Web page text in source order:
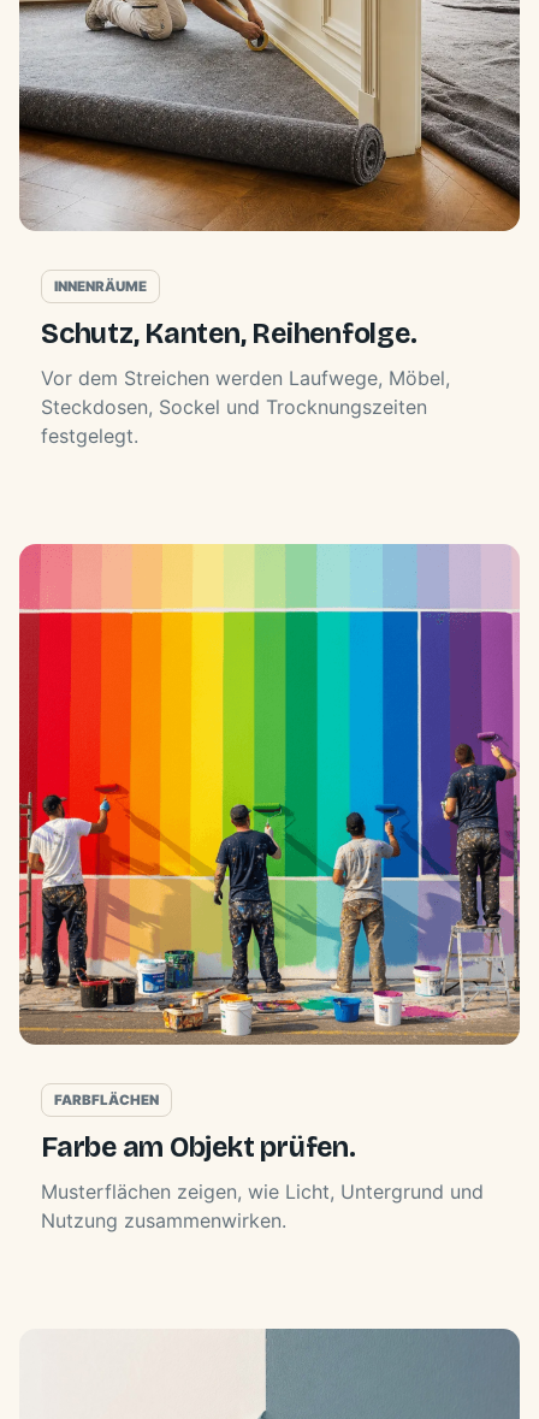
INNENRÄUME
Schutz, Kanten, Reihenfolge.
Vor dem Streichen werden Laufwege, Möbel,
Steckdosen, Sockel und Trocknungszeiten
festgelegt.
FARBFLÄCHEN
Farbe am Objekt prüfen.
Musterflächen zeigen, wie Licht, Untergrund und
Nutzung zusammenwirken.